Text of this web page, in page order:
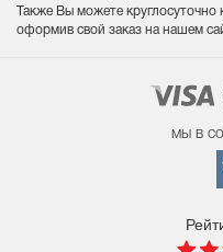
Также Вы можете
оформив свой заказ на нашем
мы в